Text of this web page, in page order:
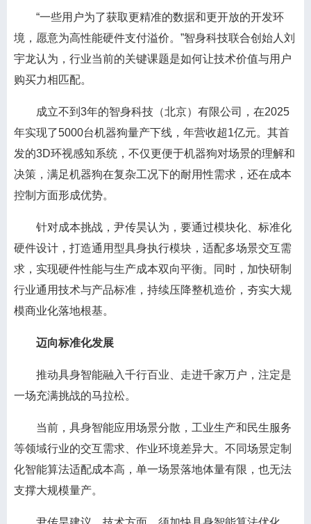
“一些用户为了获取更精准的数据和更开放的开发环
境，愿意为高性能硬件支付溢价。”智身科技联合创始人刘
宇龙认为，行业当前的关键课题是如何让技术价值与用户
购买力相匹配。
成立不到3年的智身科技（北京）有限公司，在2025
年实现了5000台机器狗量产下线，年营收超1亿元。其首
发的3D环视感知系统，不仅更便于机器狗对场景的理解和
决策，满足机器狗在复杂工况下的耐用性需求，还在成本
控制方面形成优势。
针对成本挑战，尹传昊认为，要通过模块化、标准化
硬件设计，打造通用型具身执行模块，适配多场景交互需
求，实现硬件性能与生产成本双向平衡。同时，加快研制
行业通用技术与产品标准，持续压降整机造价，夯实大规
模商业化落地根基。
迈向标准化发展
推动具身智能融入千行百业、走进千家万户，注定是
一场充满挑战的马拉松。
当前，具身智能应用场景分散，工业生产和民生服务
等领域行业的交互需求、作业环境差异大。不同场景定制
化智能算法适配成本高，单一场景落地体量有限，也无法
支撑大规模量产。